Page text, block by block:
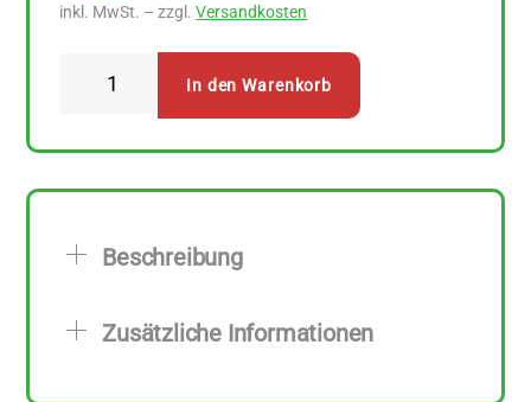
inkl. MwSt. – zzgl.Versandkosten
Stück
In den Warenkorb
Beschreibung
Zusätzliche Informationen